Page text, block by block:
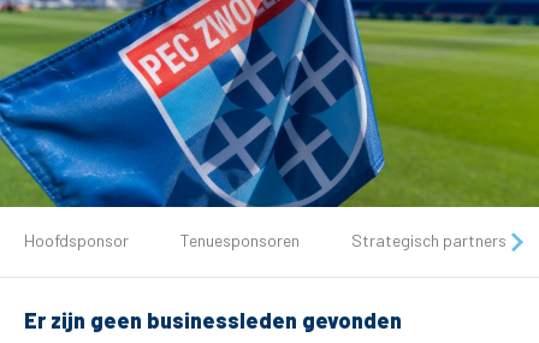
Tickets
Matchdays
Hoofdsponsor Tenuesponsoren Strategisch partners
Er zijn geen businessleden gevonden